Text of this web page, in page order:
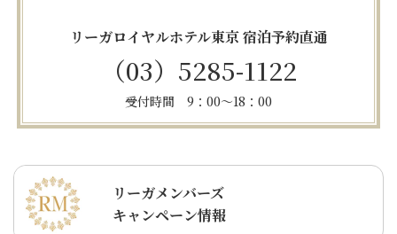
リーガロイヤルホテル東京 宿泊予約直通
（03）5285-1122
受付時間 9：00～18：00
リーガメンバーズ
キャンペーン情報